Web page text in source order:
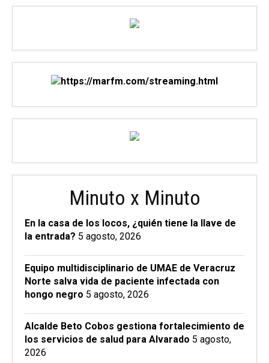
Minuto x Minuto
En la casa de los locos, ¿quién tiene la llave de
la entrada? 5 agosto, 2026
Equipo multidisciplinario de UMAE de Veracruz
Norte salva vida de paciente infectada con
hongo negro 5 agosto, 2026
Alcalde Beto Cobos gestiona fortalecimiento de
los servicios de salud para Alvarado 5 agosto,
2026